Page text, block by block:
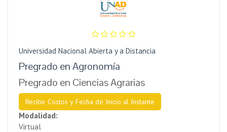
Universidad Nacional Abierta y a Distancia
Pregrado en Agronomía
Pregrado en Ciencias Agrarias
Recibir Costos y Fecha de Inicio al Instante
Modalidad:
Virtual